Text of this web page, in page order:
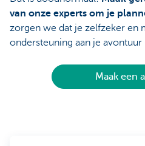
van onze experts om je
zorgen we dat je zelfzeker en
ondersteuning aan je avontuur
Maak een